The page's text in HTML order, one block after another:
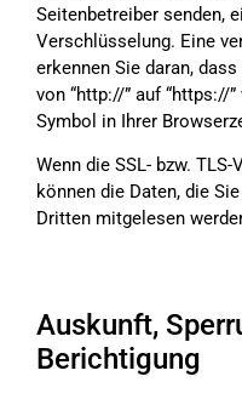
Seitenbetreiber senden,
Verschlüsselung. Eine
erkennen Sie daran,
von “http://” auf “https://
Symbol in Ihrer
Wenn die SSL- bzw.
können die Daten, die
Dritten mitgelesen
Auskunft,
Berichtigung